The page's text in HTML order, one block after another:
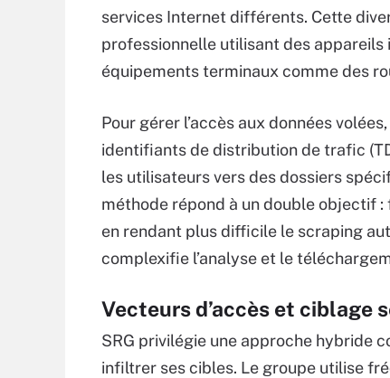
services Internet différents. Cette
professionnelle utilisant des appareils
équipements terminaux comme des
Pour gérer l’accès aux données
identifiants de distribution de trafic
les utilisateurs vers des dossiers
méthode répond à un double objectif :
en rendant plus difficile le scraping
complexifie l’analyse et le
Vecteurs d’accès et ciblage
SRG privilégie une approche hybride
infiltrer ses cibles. Le groupe utilise